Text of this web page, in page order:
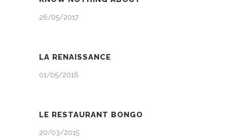
26/05/2017
LA RENAISSANCE
01/05/2016
LE RESTAURANT BONGO
20/03/2015